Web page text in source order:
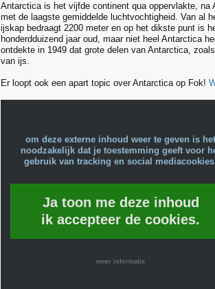
Antarctica is het vijfde continent qua oppervlakte,
met de laagste gemiddelde luchtvochtigheid. Van al
ijskap bedraagt 2200 meter en op het dikste punt is
honderdduizend jaar oud, maar niet heel Antarctica
ontdekte in 1949 dat grote delen van Antarctica,
van ijs.
Er loopt ook een apart topic over Antarctica op Fok!
om deze externe inhoud weer te geven is het
noodzakelijk dat je toestemming geeft voor
gebruik van tracking en social
Ja toon me deze inhoud
ik accepteer de cookies.
meer informatie